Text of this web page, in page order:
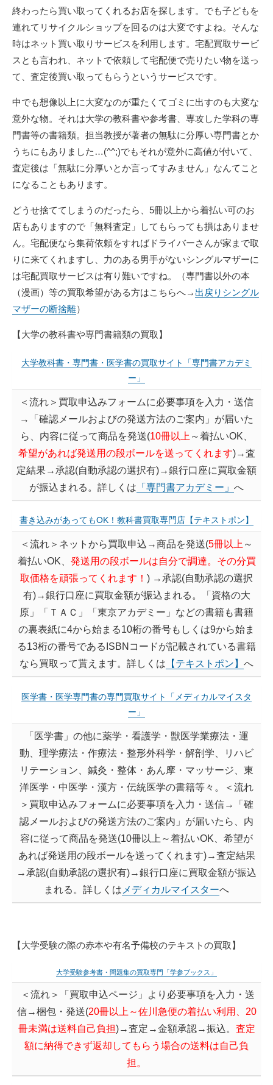
終わったら買い取ってくれるお店を探します。でも子どもを
連れてリサイクルショップを回るのは大変ですよね。そんな
時はネット買い取りサービスを利用します。宅配買取サービ
スとも言われ、ネットで依頼して宅配便で売りたい物を送っ
て、査定後買い取ってもらうというサービスです。
中でも想像以上に大変なのが重たくてゴミに出すのも大変な
意外な物。それは大学の教科書や参考書、専攻した学科の専
門書等の書籍類。担当教授が著者の無駄に分厚い専門書とか
うちにもありました…(^^;)でもそれが意外に高値が付いて、
査定後は「無駄に分厚いとか言ってすみません」なんてこと
になることもあります。
どうせ捨ててしまうのだったら、5冊以上から着払い可のお
店もありますので「無料査定」してもらっても損はありませ
ん。宅配便なら集荷依頼をすればドライバーさんが家まで取
りに来てくれますし、力のある男手がないシングルマザーに
は宅配買取サービスは有り難いですね。（専門書以外の本
（漫画）等の買取希望がある方はこちらへ→ 出戻りシングル
マザーの断捨離）
【大学の教科書や専門書籍類の買取】
大学教科書・専門書・医学書の買取サイト「専門書アカデミ
ー」
＜流れ＞買取申込みフォームに必要事項を入力・送信
→「確認メールおよびの発送方法のご案内」が届いた
ら、内容に従って商品を発送(10冊以上 ～着払いOK、
希望があれば発送用の段ボールを送ってくれます)→査
定結果→承認(自動承認の選択有)→銀行口座に買取金額
が振込まれる。詳しくは 「専門書アカデミー」 へ
書き込みがあってもOK！教科書買取専門店【テキストポン】
＜流れ＞ネットから買取申込→商品を発送(5冊以上 ～
着払いOK、 発送用の段ボールは自分で調達。その分買
取価格を頑張ってくれます！ ) →承認(自動承認の選択
有)→銀行口座に買取金額が振込まれる。「資格の大
原」「ＴＡＣ」「東京アカデミー」などの書籍も書籍
の裏表紙に4から始まる10桁の番号もしくは9から始ま
る13桁の番号であるISBNコードが記載されている書籍
なら買取って貰えます。詳しくは 【テキストポン】 へ
医学書・医学専門書の専門買取サイト「メディカルマイスタ
ー」
「医学書」の他に薬学・看護学・獣医学業療法・運
動、理学療法・作療法・整形外科学・解剖学、リハビ
リテーション、鍼灸・整体・あん摩・マッサージ、東
洋医学・中医学・漢方・伝統医学の書籍等々。＜流れ
＞買取申込みフォームに必要事項を入力・送信→「確
認メールおよびの発送方法のご案内」が届いたら、内
容に従って商品を発送(10冊以上～着払いOK、希望が
あれば発送用の段ボールを送ってくれます)→査定結果
→承認(自動承認の選択有)→銀行口座に買取金額が振込
まれる。詳しくは メディカルマイスターへ
【大学受験の際の赤本や有名予備校のテキストの買取】
大学受験参考書・問題集の買取専門「学参ブックス」
＜流れ＞「買取申込ページ」より必要事項を入力・送
信→梱包・発送(20冊以上～佐川急便の着払い利用、20
冊未満は送料自己負担)→査定→金額承認→振込。 査定
額に納得できず返却してもらう場合の送料は自己負
担。